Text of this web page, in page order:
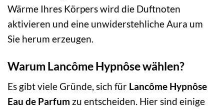
Wärme Ihres Körpers wird die Duftnoten
aktivieren und eine unwiderstehliche Aura um
Sie herum erzeugen.
Warum Lancôme Hypnôse wählen?
Es gibt viele Gründe, sich für Lancôme Hypnôse
Eau de Parfum zu entscheiden. Hier sind einige